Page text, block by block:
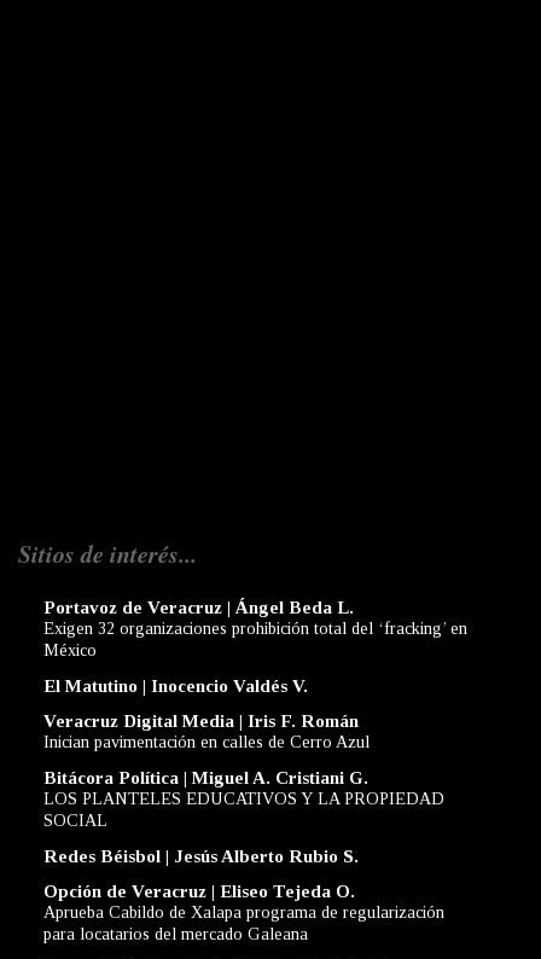
Sitios de interés...
Portavoz de Veracruz | Ángel Beda L.
Exigen 32 organizaciones prohibición total del ‘fracking’ en
México
El Matutino | Inocencio Valdés V.
Veracruz Digital Media | Iris F. Román
Inician pavimentación en calles de Cerro Azul
Bitácora Política | Miguel A. Cristiani G.
LOS PLANTELES EDUCATIVOS Y LA PROPIEDAD
SOCIAL
Redes Béisbol | Jesús Alberto Rubio S.
Opción de Veracruz | Eliseo Tejeda O.
Aprueba Cabildo de Xalapa programa de regularización
para locatarios del mercado Galeana